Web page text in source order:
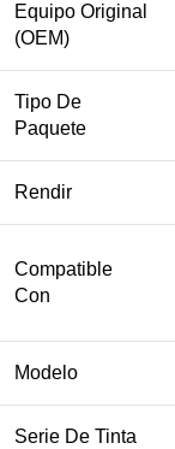
Equipo Original
(OEM)
Tipo De
Paquete
Rendir
Compatible
Con
Modelo
Serie De Tinta